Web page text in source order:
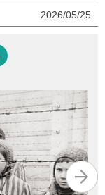
2026/05/25